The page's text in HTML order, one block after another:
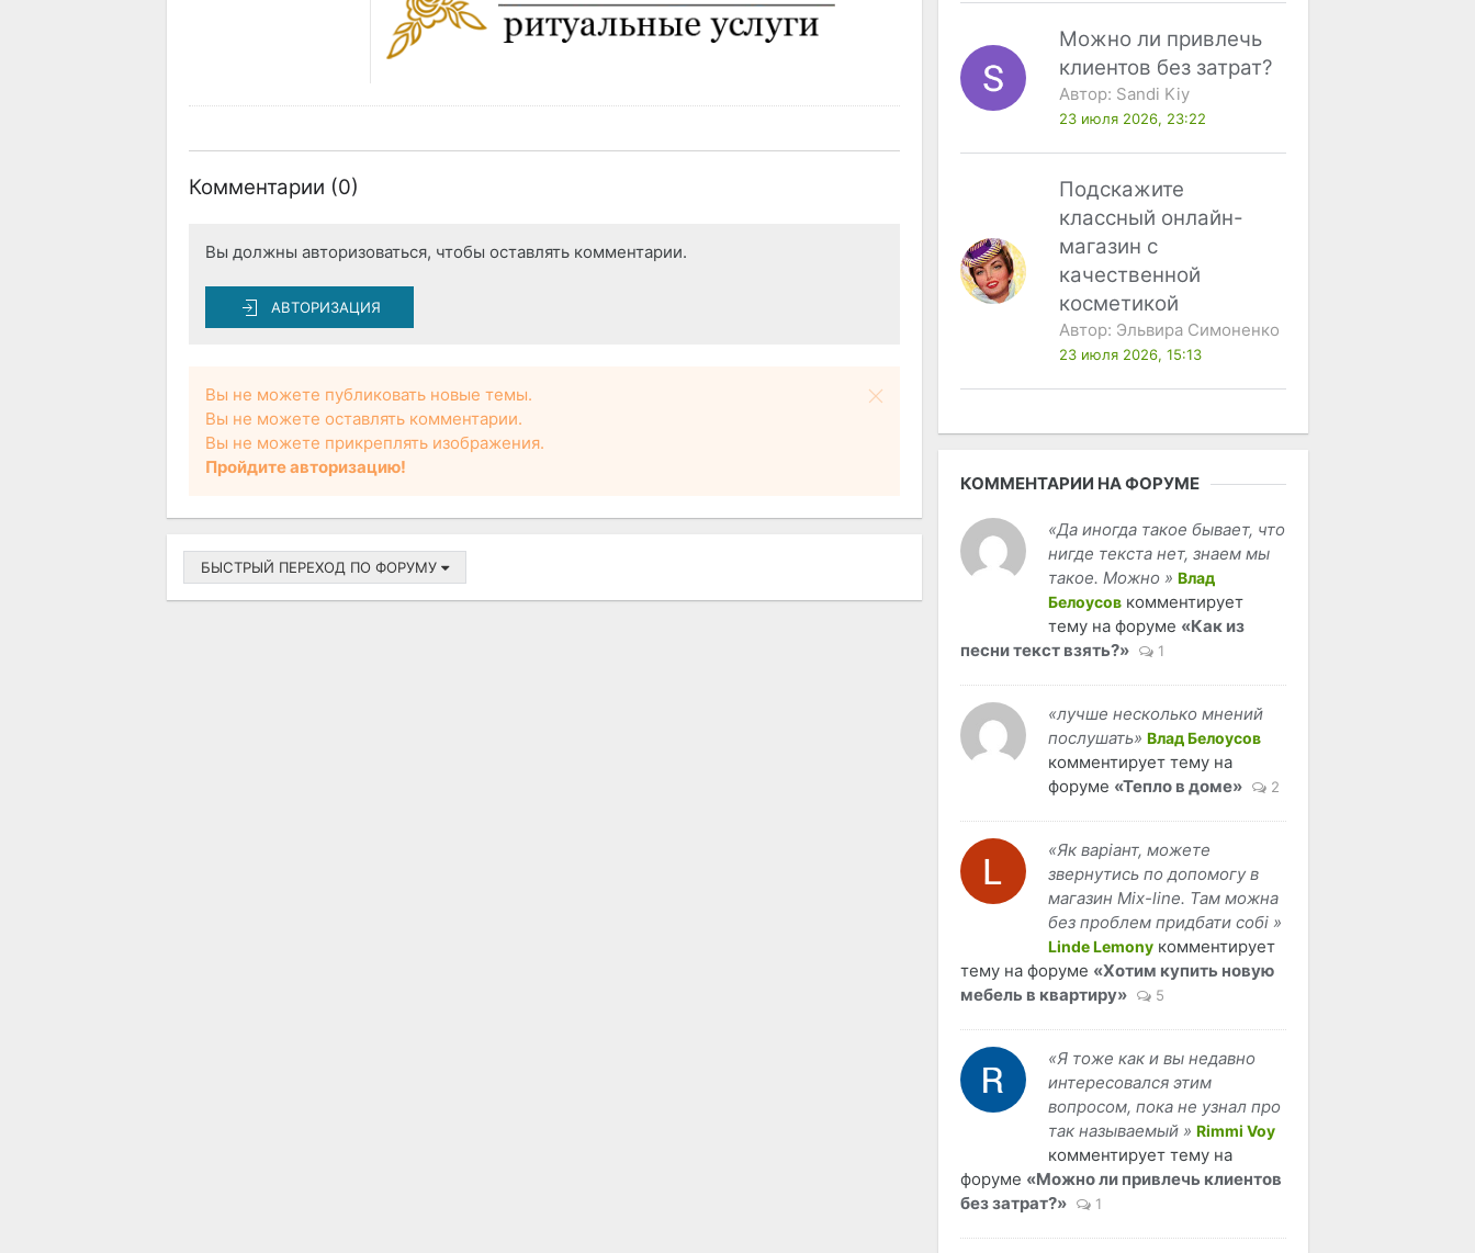
Комментарии (0)
Вы должны авторизоваться, чтобы оставлять комментарии.
АВТОРИЗАЦИЯ
Вы не можете публиковать новые темы.
Вы не можете оставлять комментарии.
Вы не можете прикреплять изображения.
Пройдите авторизацию!
БЫСТРЫЙ ПЕРЕХОД ПО ФОРУМУ
Можно ли привлечь
клиентов без затрат?
Автор: Sandi Kiy
23 июля 2026, 23:22
Подскажите
классный онлайн-
магазин с
качественной
косметикой
Автор: Эльвира Симоненко
23 июля 2026, 15:13
КОММЕНТАРИИ НА ФОРУМЕ
«Да иногда такое бывает, что
нигде текста нет, знаем мы
такое. Можно » Влад
Белоусов комментирует
тему на форуме «Как из
песни текст взять?»
1
«лучше несколько мнений
послушать» Влад Белоусов
комментирует тему на
форуме «Тепло в доме» 2
«Як варіант, можете
звернутись по допомогу в
магазин Mix-line. Там можна
без проблем придбати собі »
Linde Lemony комментирует
тему на форуме «Хотим купить новую
мебель в квартиру»
5
«Я тоже как и вы недавно
интересовался этим
вопросом, пока не узнал про
так называемый » Rimmi Voy
комментирует тему на
форуме «Можно ли привлечь клиентов
без затрат?»
1